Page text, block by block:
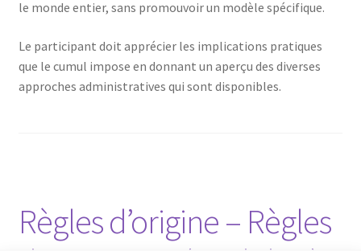
le monde entier, sans promouvoir un modèle spécifique.
Le participant doit apprécier les implications pratiques
que le cumul impose en donnant un aperçu des diverses
approches administratives qui sont disponibles.
Règles d’origine – Règles